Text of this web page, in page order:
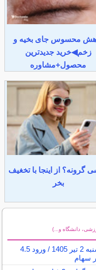
محسوس جای بخیه و
زخم◀خرید جدیدترین
محصول+مشاوره
گرونه؟ از اینجا با تخغیف
بخر
دانشگاه و...)
پایان بورس امروز سه شنبه 2 تیر 1405 / ورود 4.5
سهام